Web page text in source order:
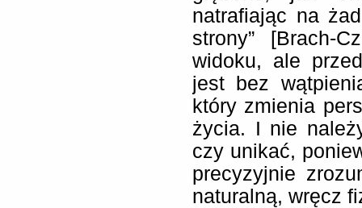
natrafiając na
strony” [Brach-
widoku, ale
jest bez
który zmienia
życia. I nie
czy unikać,
precyzyjnie
naturalną, wręcz